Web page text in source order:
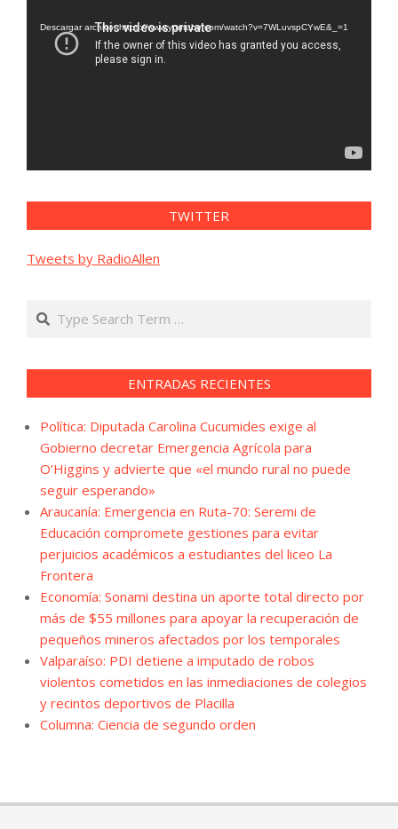
vídeo
Descargar archivo: https://www.youtube.com/watch?v=7WLuvspCYwE&_=1
TWITTER
Tweets by RadioAllen
Search
ENTRADAS RECIENTES
Política: Diputada Carolina Cucumides exige al
Gobierno decretar Emergencia Agrícola para
O’Higgins y advierte que «el mundo rural no puede
seguir esperando»
Araucanía: Emergencia en Ruta-70: Seremi de
Educación compromete gestiones para evitar
perjuicios académicos a estudiantes del liceo La
Frontera
Economía: Sonami destina un aporte total directo por
más de $55 millones para apoyar la recuperación de
pequeños mineros afectados por los temporales
Valparaíso: PDI detiene a imputado de robos
violentos cometidos en las inmediaciones de colegios
y recintos deportivos de Placilla
Columna: Ciencia de segundo orden